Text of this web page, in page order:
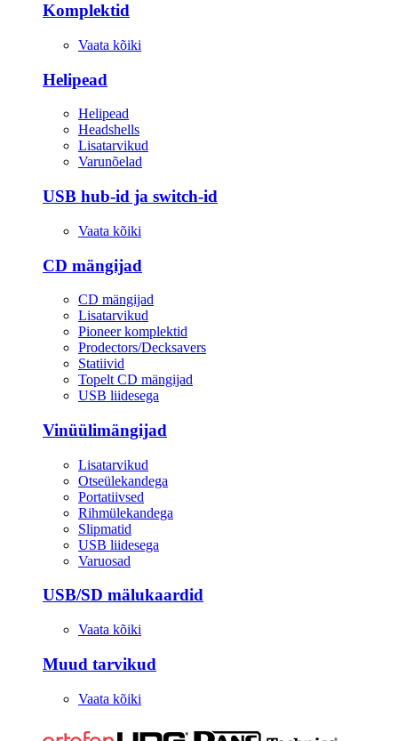
Komplektid
Vaata kõiki
Helipead
Helipead
Headshells
Lisatarvikud
Varunõelad
USB hub-id ja switch-id
Vaata kõiki
CD mängijad
CD mängijad
Lisatarvikud
Pioneer komplektid
Prodectors/Decksavers
Statiivid
Topelt CD mängijad
USB liidesega
Vinüülimängijad
Lisatarvikud
Otseülekandega
Portatiivsed
Rihmülekandega
Slipmatid
USB liidesega
Varuosad
USB/SD mälukaardid
Vaata kõiki
Muud tarvikud
Vaata kõiki